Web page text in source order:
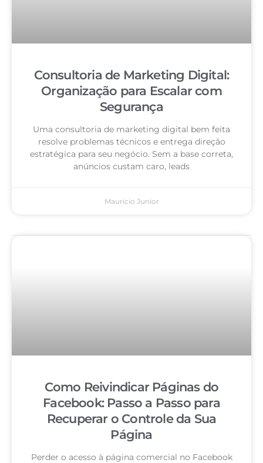
Consultoria de Marketing Digital:
Organização para Escalar com
Segurança
Uma consultoria de marketing digital bem feita
resolve problemas técnicos e entrega direção
estratégica para seu negócio. Sem a base correta,
anúncios custam caro, leads
Mauricio Junior
Como Reivindicar Páginas do
Facebook: Passo a Passo para
Recuperar o Controle da Sua
Página
Perder o acesso à página comercial no Facebook